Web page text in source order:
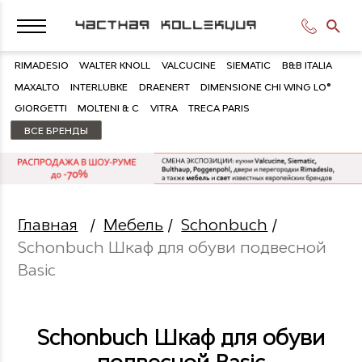
RIMADESIO WALTER KNOLL VALCUCINE SIEMATIC B&B ITALIA
MAXALTO INTERLUBKE DRAENERT DIMENSIONE CHI WING LO®
GIORGETTI MOLTENI & C VITRA TRECA PARIS
ВСЕ БРЕНДЫ
Главная / Мебель /Schonbuch /
Schonbuch Шкаф для обуви подвесной
Basic
Schonbuch Шкаф для обуви